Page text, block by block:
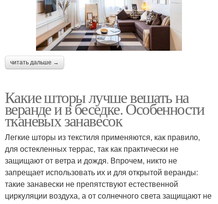
читать дальше →
Какие шторы лучше вешать на
веранде и в беседке. Особенности
тканевых занавесок
Легкие шторы из текстиля применяются, как правило,
для остекленных террас, так как практически не
защищают от ветра и дождя. Впрочем, никто не
запрещает использовать их и для открытой веранды:
такие занавески не препятствуют естественной
циркуляции воздуха, а от солнечного света защищают не